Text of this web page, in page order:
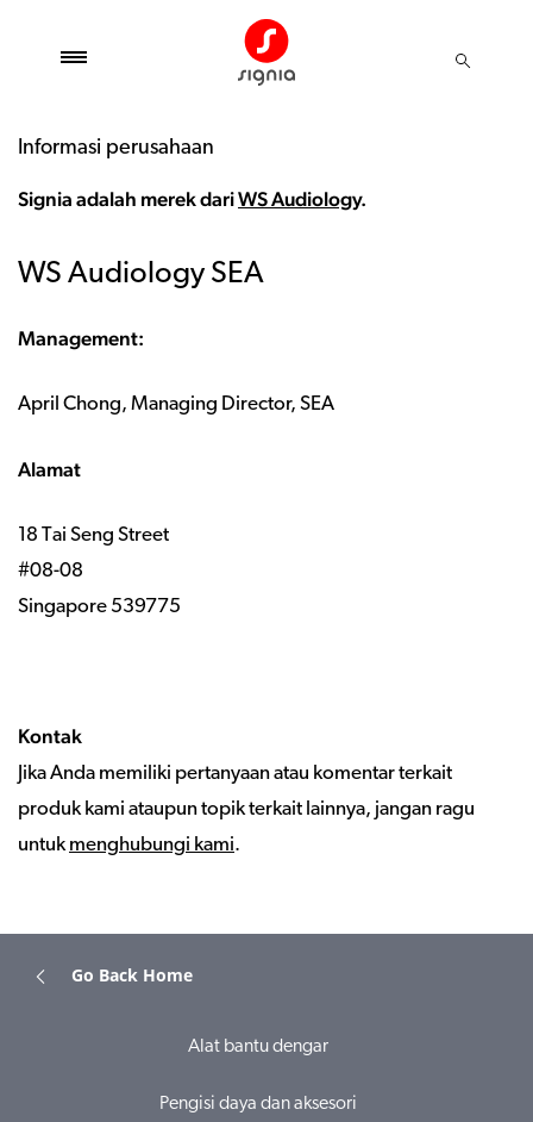
Informasi perusahaan
Signia adalah merek dariWS Audiology.
WS Audiology SEA
Management:
April Chong, Managing Director, SEA
Alamat
18 Tai Seng Street
#08-08
Singapore 539775
Kontak
Jika Anda memiliki pertanyaan atau komentar terkait
produk kami ataupun topik terkait lainnya, jangan ragu
untukmenghubungi kami.
Go Back Home
Alat bantu dengar
Pengisi daya dan aksesori